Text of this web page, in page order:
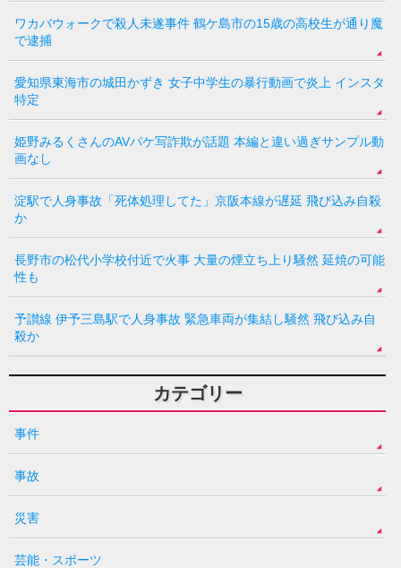
ワカバウォークで殺人未遂事件 鶴ケ島市の15歳の高校生が通り魔
で逮捕
愛知県東海市の城田かずき 女子中学生の暴行動画で炎上 インスタ
特定
姫野みるくさんのAVパケ写詐欺が話題 本編と違い過ぎサンプル動
画なし
淀駅で人身事故「死体処理してた」京阪本線が遅延 飛び込み自殺
か
長野市の松代小学校付近で火事 大量の煙立ち上り騒然 延焼の可能
性も
予讃線 伊予三島駅で人身事故 緊急車両が集結し騒然 飛び込み自
殺か
カテゴリー
事件
事故
災害
芸能・スポーツ